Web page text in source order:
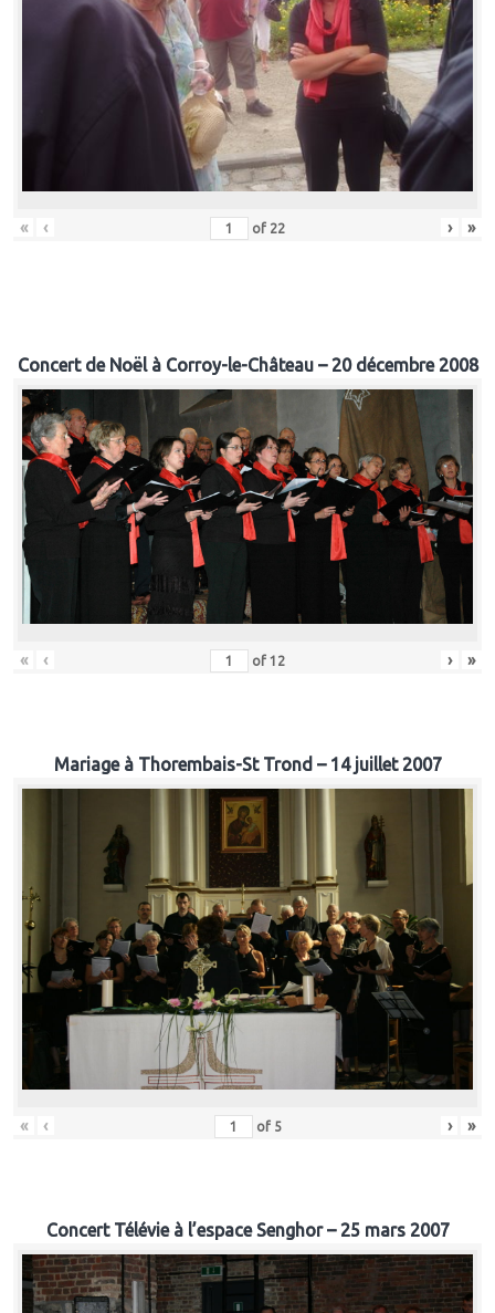
« ‹ of 22 › »
Concert de Noël à Corroy-le-Château – 20 décembre 2008
« ‹ of 12 › »
Mariage à Thorembais-St Trond – 14 juillet 2007
« ‹ of 5 › »
Concert Télévie à l’espace Senghor – 25 mars 2007